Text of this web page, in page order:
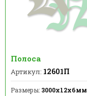
Полоса
Артикул: 12601П
Размеры: 3000х12х6мм